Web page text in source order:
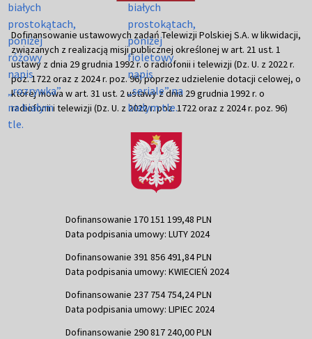
Dofinansowanie ustawowych zadań Telewizji Polskiej S.A. w likwidacji,
związanych z realizacją misji publicznej określonej w art. 21 ust. 1
ustawy z dnia 29 grudnia 1992 r. o radiofonii i telewizji (Dz. U. z 2022 r.
poz. 1722 oraz z 2024 r. poz. 96) poprzez udzielenie dotacji celowej, o
której mowa w art. 31 ust. 2 ustawy z dnia 29 grudnia 1992 r. o
radiofonii i telewizji (Dz. U. z 2022 r. poz. 1722 oraz z 2024 r. poz. 96)
Dofinansowanie 170 151 199,48 PLN
Data podpisania umowy: LUTY 2024
Dofinansowanie 391 856 491,84 PLN
Data podpisania umowy: KWIECIEŃ 2024
Dofinansowanie 237 754 754,24 PLN
Data podpisania umowy: LIPIEC 2024
Dofinansowanie 290 817 240,00 PLN